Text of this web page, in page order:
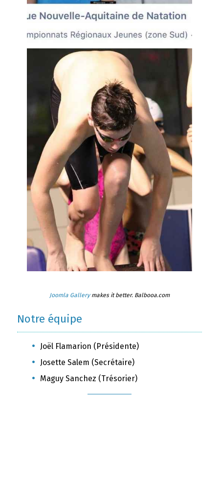
Joomla Gallerymakes it better. Balbooa.com
Notre équipe
Joël Flamarion (Présidente)
Josette Salem (Secrétaire)
Maguy Sanchez (Trésorier)